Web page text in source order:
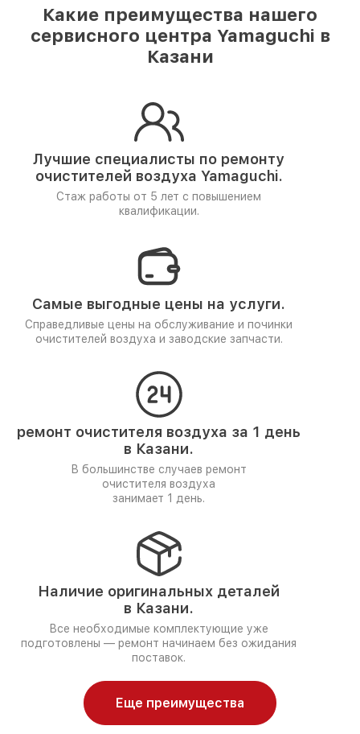
Какие преимущества нашего
сервисного центра Yamaguchi в
Казани
Лучшие специалисты по ремонту
очистителей воздуха Yamaguchi.
Стаж работы от 5 лет с повышением
квалификации.
Самые выгодные цены на услуги.
Справедливые цены на обслуживание и починки
очистителей воздуха и заводские запчасти.
ремонт очистителя воздуха за 1 день
в Казани.
В большинстве случаев ремонт
очистителя воздуха
занимает 1 день.
Наличие оригинальных деталей
в Казани.
Все необходимые комплектующие уже
подготовлены — ремонт начинаем без ожидания
поставок.
Еще преимущества